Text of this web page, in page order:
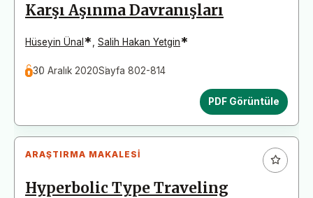
Karşı Aşınma Davranışları
Hüseyin Ünal * Salih Hakan Yetgin*
30 Aralık 2020Sayfa 802-814
PDF Görüntüle
ARAŞTIRMA MAKALESI
Hyperbolic Type Traveling